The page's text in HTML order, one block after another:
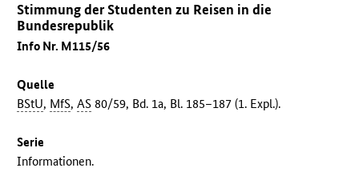
Stimmung der Studenten zu Reisen in die
Bundesrepublik
Info Nr. M115/56
Quelle
BStU, MfS,AS 80/59, Bd. 1a, Bl. 185–187 (1. Expl.).
Serie
Informationen.